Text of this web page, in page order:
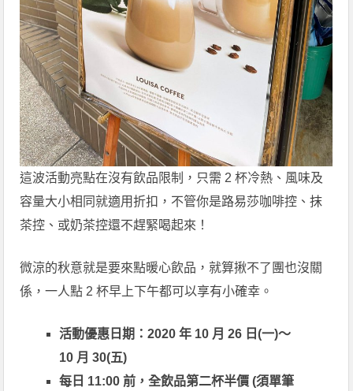
這波活動亮點在沒有飲品限制，只需 2 杯冷熱、風味及
容量大小相同就適用折扣，不管你是路易莎咖啡控、抹
茶控、或奶茶控還不趕緊喝起來！
微涼的秋意就是要來點暖心飲品，就算揪不了團也沒關
係，一人點 2 杯早上下午都可以享有小確幸。
活動優惠日期：2020 年 10 月 26 日(一)～
10 月 30(五)
每日 11:00 前，全飲品第二杯半價 (須單筆